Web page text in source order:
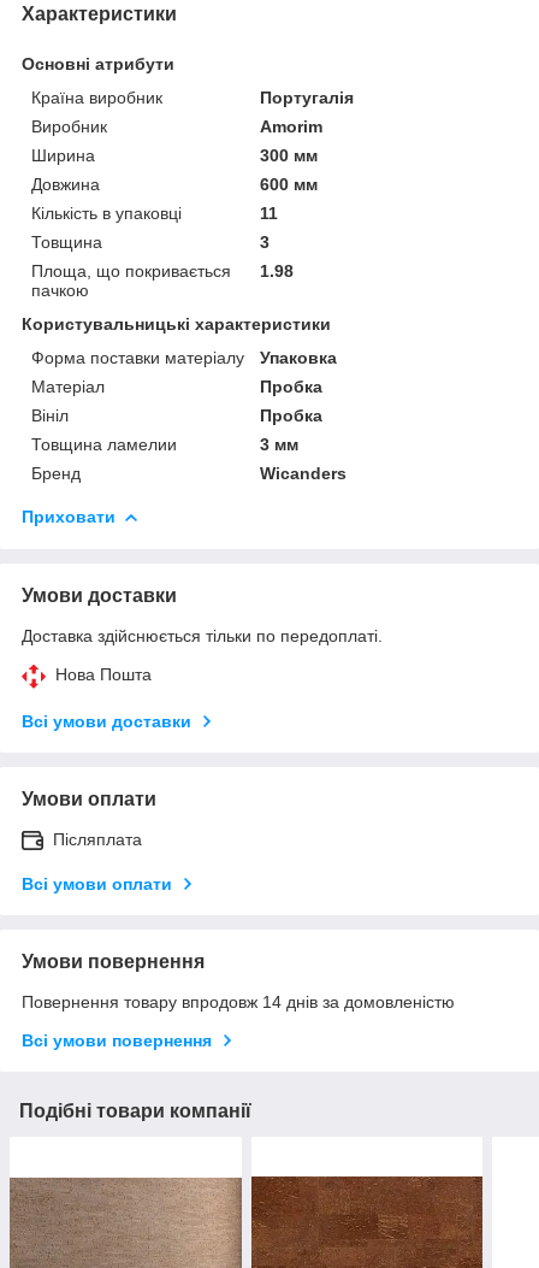
Характеристики
Основні атрибути
Країна виробник
Португалія
Виробник
Amorim
Ширина
300 мм
Довжина
600 мм
Кількість в упаковці
11
Товщина
3
Площа, що покривається
пачкою
1.98
Користувальницькі характеристики
Форма поставки матеріалу
Упаковка
Матеріал
Пробка
Вініл
Пробка
Товщина ламелии
3 мм
Бренд
Wicanders
Приховати
Умови доставки
Доставка здійснюється тільки по передоплаті.
Нова Пошта
Всі умови доставки
Умови оплати
Післяплата
Всі умови оплати
Умови повернення
Повернення товару впродовж 14 днів за домовленістю
Всі умови повернення
Подібні товари компанії